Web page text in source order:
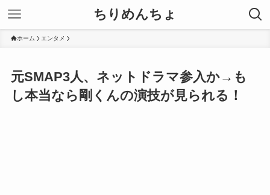
ちりめんちょ
ホーム エンタメ
元SMAP3人、ネットドラマ参入か→も
し本当なら剛くんの演技が見られる！